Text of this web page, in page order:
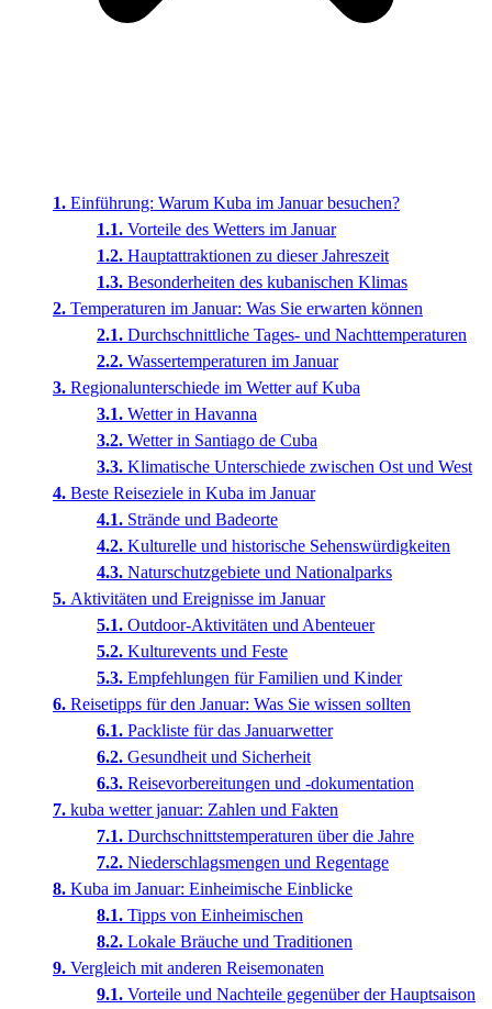
Einführung: Warum Kuba im Januar besuchen?
Vorteile des Wetters im Januar
Hauptattraktionen zu dieser Jahreszeit
Besonderheiten des kubanischen Klimas
Temperaturen im Januar: Was Sie erwarten können
Durchschnittliche Tages- und Nachttemperaturen
Wassertemperaturen im Januar
Regionalunterschiede im Wetter auf Kuba
Wetter in Havanna
Wetter in Santiago de Cuba
Klimatische Unterschiede zwischen Ost und West
Beste Reiseziele in Kuba im Januar
Strände und Badeorte
Kulturelle und historische Sehenswürdigkeiten
Naturschutzgebiete und Nationalparks
Aktivitäten und Ereignisse im Januar
Outdoor-Aktivitäten und Abenteuer
Kulturevents und Feste
Empfehlungen für Familien und Kinder
Reisetipps für den Januar: Was Sie wissen sollten
Packliste für das Januarwetter
Gesundheit und Sicherheit
Reisevorbereitungen und -dokumentation
kuba wetter januar: Zahlen und Fakten
Durchschnittstemperaturen über die Jahre
Niederschlagsmengen und Regentage
Kuba im Januar: Einheimische Einblicke
Tipps von Einheimischen
Lokale Bräuche und Traditionen
Vergleich mit anderen Reisemonaten
Vorteile und Nachteile gegenüber der Hauptsaison